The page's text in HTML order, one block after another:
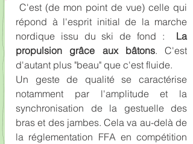
C'est (de mon point de vue) celle qui
répond à l'esprit initial de la marche
nordique issu du ski de fond : La
propulsion grâce aux bâtons. C'est
d'autant plus "beau" que c'est fluide.
Un geste de qualité se caractérise
notamment par l'amplitude et la
synchronisation de la gestuelle des
bras et des jambes. Cela va au-delà de
la réglementation FFA en compétition